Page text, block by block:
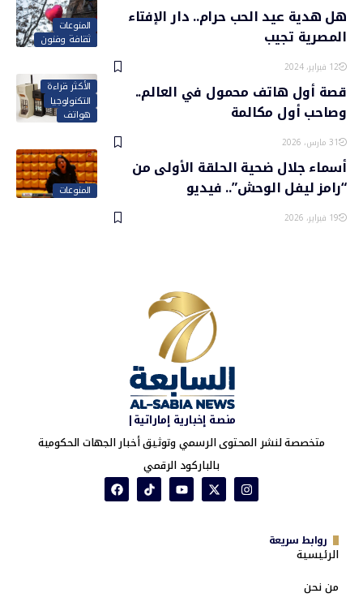
المنوعات
ثقافة وفنون
هل هدية عيد الحب حرام.. دار الإفتاء
المصرية تجيب
12 فبراير، 2024
الأكثر قراءة
التكنولوجيا
هواتف
قصة أول هاتف محمول في العالم..
وصاحب أول مكالمة
31 مارس، 2026
المنوعات
أسماء جلال ضحية الحلقة الأولى من
“رامز ليفل الوحش”.. فيديو
19 فبراير، 2026
منصة إخبارية إماراتية|
متخصصة لنشر المحتوى الرسمي وتوثيق أخبار الجهات الحكومية
بالباركود الرقمي
روابط سريعة
الرئيسية
من نحن